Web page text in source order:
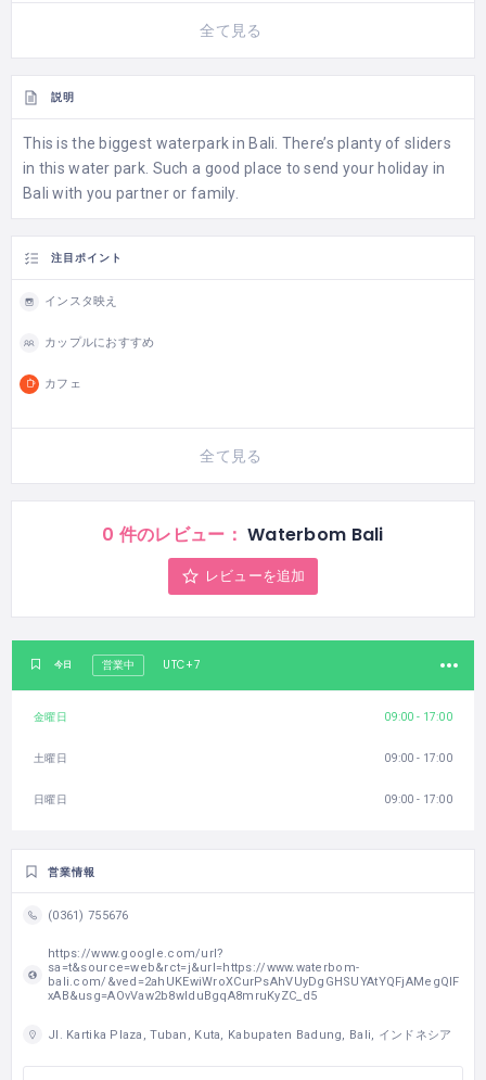
全て見る
説明
This is the biggest waterpark in Bali. There’s planty of sliders
in this water park. Such a good place to send your holiday in
Bali with you partner or family.
注目ポイント
インスタ映え
カップルにおすすめ
カフェ
全て見る
0 件のレビュー： Waterbom Bali
レビューを追加
今日 営業中 UTC+7
金曜日 09:00 - 17:00
土曜日 09:00 - 17:00
日曜日 09:00 - 17:00
営業情報
(0361) 755676
https://www.google.com/url?
sa=t&source=web&rct=j&url=https://www.waterbom-
bali.com/&ved=2ahUKEwiWroXCurPsAhVUyDgGHSUYAtYQFjAMegQIF
xAB&usg=AOvVaw2b8wIduBgqA8mruKyZC_d5
Jl. Kartika Plaza, Tuban, Kuta, Kabupaten Badung, Bali, インドネシア